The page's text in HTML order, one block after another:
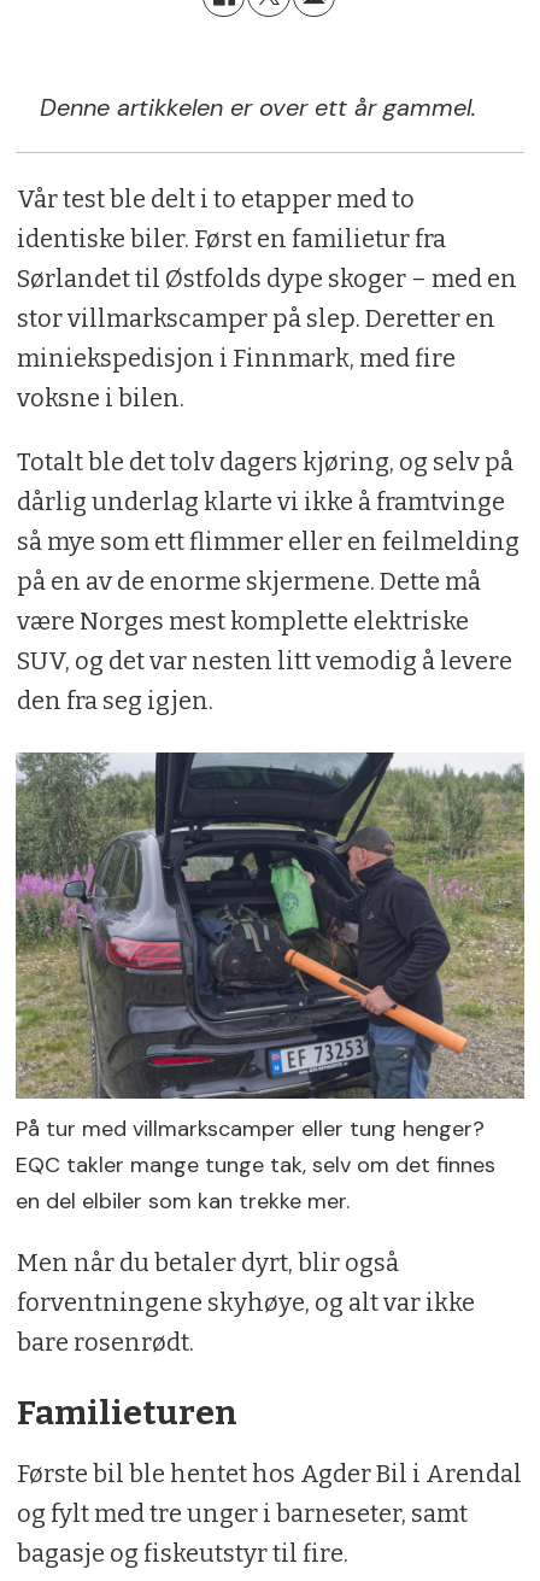
Denne artikkelen er over ett år gammel.
Vår test ble delt i to etapper med to
identiske biler. Først en familietur fra
Sørlandet til Østfolds dype skoger – med en
stor villmarkscamper på slep. Deretter en
miniekspedisjon i Finnmark, med fire
voksne i bilen.
Totalt ble det tolv dagers kjøring, og selv på
dårlig underlag klarte vi ikke å framtvinge
så mye som ett flimmer eller en feilmelding
på en av de enorme skjermene. Dette må
være Norges mest komplette elektriske
SUV, og det var nesten litt vemodig å levere
den fra seg igjen.
På tur med villmarkscamper eller tung henger?
EQC takler mange tunge tak, selv om det finnes
en del elbiler som kan trekke mer.
Men når du betaler dyrt, blir også
forventningene skyhøye, og alt var ikke
bare rosenrødt.
Familieturen
Første bil ble hentet hos Agder Bil i Arendal
og fylt med tre unger i barneseter, samt
bagasje og fiskeutstyr til fire.